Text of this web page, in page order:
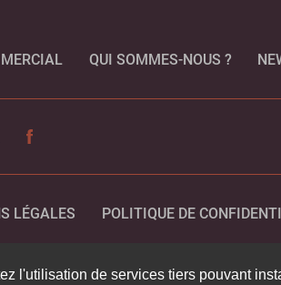
QUI SOMMES-NOUS ?
FACEBOOK
LÉGALES POLITIQUE DE
l'utilisation de services tiers pouvant